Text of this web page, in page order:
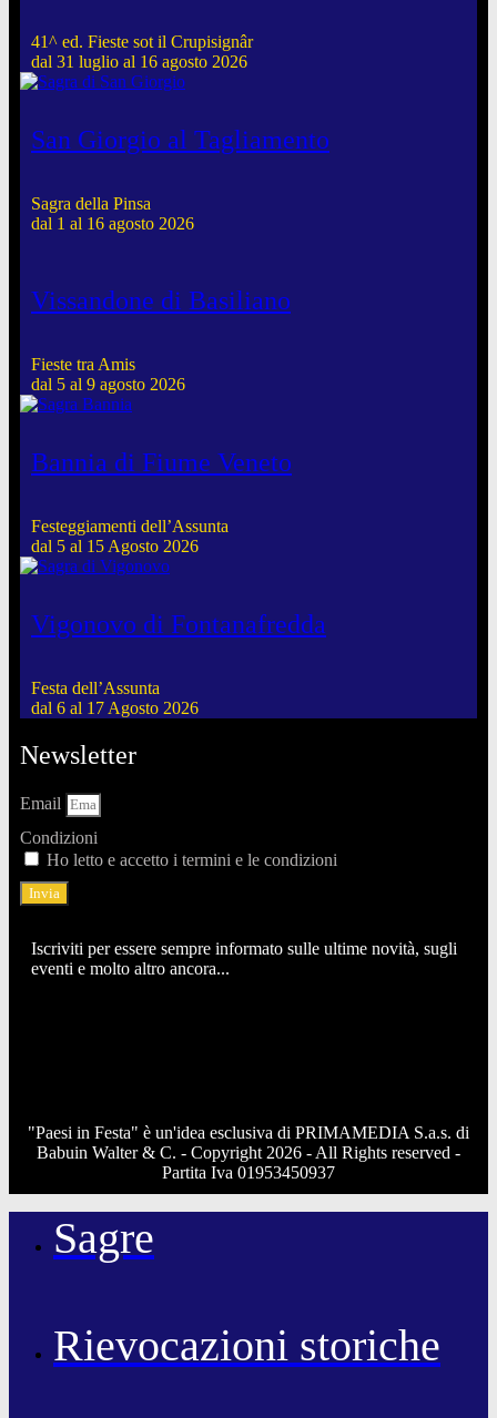
41^ ed. Fieste sot il Crupisignâr
dal 31 luglio al 16 agosto 2026
San Giorgio al Tagliamento
Sagra della Pinsa
dal 1 al 16 agosto 2026
Vissandone di Basiliano
Fieste tra Amis
dal 5 al 9 agosto 2026
Bannia di Fiume Veneto
Festeggiamenti dell’Assunta
dal 5 al 15 Agosto 2026
Vigonovo di Fontanafredda
Festa dell’Assunta
dal 6 al 17 Agosto 2026
Newsletter
Email
Condizioni
Ho letto e accetto i termini e le condizioni
Invia
Iscriviti per essere sempre informato sulle ultime novità, sugli
eventi e molto altro ancora...
"Paesi in Festa" è un'idea esclusiva di PRIMAMEDIA S.a.s. di
Babuin Walter & C. - Copyright 2026 - All Rights reserved -
Partita Iva 01953450937
Sagre
Rievocazioni storiche